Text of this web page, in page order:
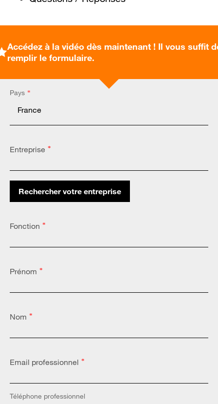
Accédez à la vidéo dès maintenant ! Il vous suffit
remplir le formulaire.
*
Pays
*
Entreprise
Rechercher votre entreprise
*
Fonction
*
Prénom
*
Nom
*
Email professionnel
Téléphone professionnel